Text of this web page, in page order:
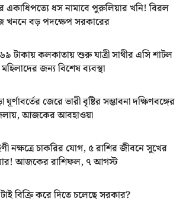
একাধিপত্যে ধস নামাবে পুরুলিয়ার খনি! বিরল
খননে বড় পদক্ষেপ সরকারের
৬৯ টাকায় কলকাতায় শুরু যাত্রী সাথীর এসি শাটল
জন্য বিশেষ ব্যবস্থা
জেরে ভারী বৃষ্টির সম্ভাবনা দক্ষিণবঙ্গের
আজকের আবহাওয়া
নক্ষত্রে চাকরির যোগ, ৫ রাশির জীবনে সুখের
আজকের রাশিফল, ৭ আগস্ট
বিক্রি করে দিতে চলেছে সরকার?